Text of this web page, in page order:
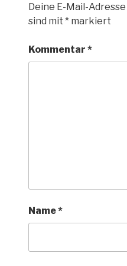
Deine E-Mail-
sind mit * markiert
Kommentar *
Name*